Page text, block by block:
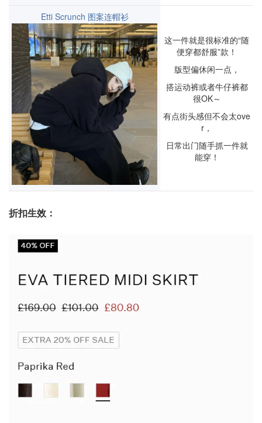
Etti Scrunch 图案连帽衫
这一件就是很标准的“随
便穿都舒服”款！
版型偏休闲一点，
搭运动裤或者牛仔裤都
很OK～
有点街头感但不会太ove
r，
日常出门随手抓一件就
能穿！
折扣生效：